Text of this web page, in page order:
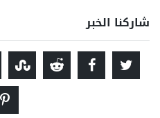
شاركنا الخبر